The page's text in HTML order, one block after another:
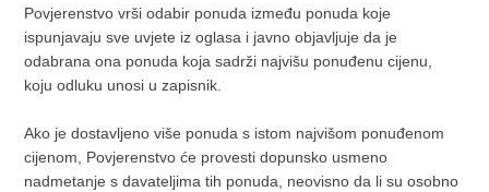
Povjerenstvo vrši odabir ponuda između ponuda koje
ispunjavaju sve uvjete iz oglasa i javno objavljuje da je
odabrana ona ponuda koja sadrži najvišu ponuđenu cijenu,
koju odluku unosi u zapisnik.
Ako je dostavljeno više ponuda s istom najvišom ponuđenom
cijenom, Povjerenstvo će provesti dopunsko usmeno
nadmetanje s davateljima tih ponuda, neovisno da li su osobno